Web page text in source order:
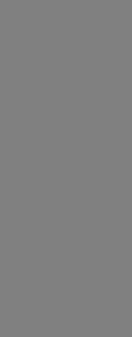
vyrobeno.